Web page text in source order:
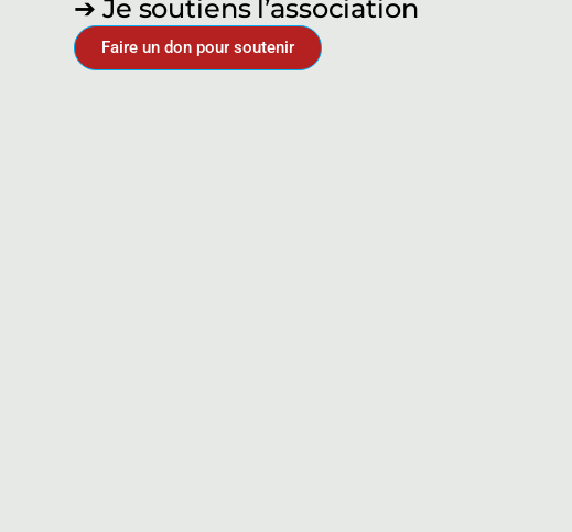
➔ Je soutiens l’association
Faire un don pour soutenir